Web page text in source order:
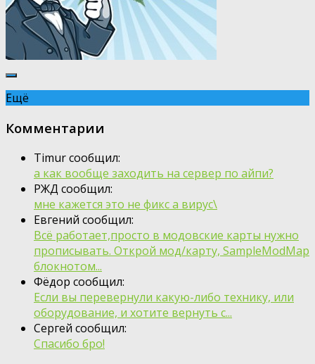
Ещё
Комментарии
Timur сообщил:
а как вообще заходить на сервер по айпи?
РЖД сообщил:
мне кажется это не фикс а вирус\
Евгений сообщил:
Всё работает,просто в модовские карты нужно
прописывать. Открой мод/карту, SampleModMap
блокнотом...
Фёдор сообщил:
Если вы перевернули какую-либо технику, или
оборудование, и хотите вернуть с...
Сергей сообщил:
Спасибо бро!